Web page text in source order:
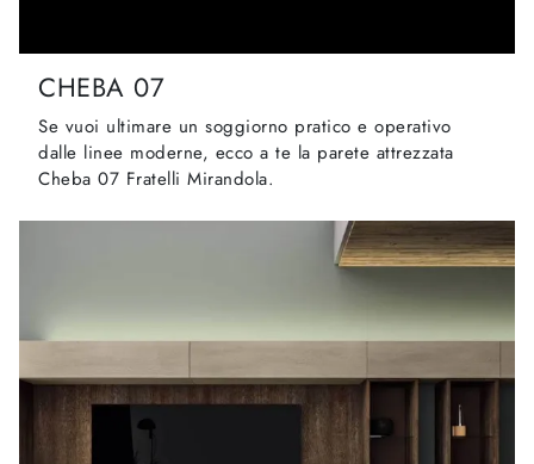
CHEBA 07
Se vuoi ultimare un soggiorno pratico e operativo
dalle linee moderne, ecco a te la parete attrezzata
Cheba 07 Fratelli Mirandola.